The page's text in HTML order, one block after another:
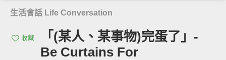
生活會話 Life Conversation
收藏
「(某人、某事物)完蛋了」-
Be Curtains For